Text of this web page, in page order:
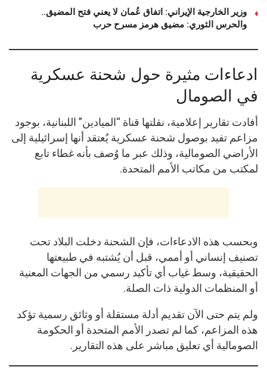
وزير الخارجية الإيراني: اتفاق عُمان لا يعني فتح المضيق..
والحرس الثوري: مضيق هرمز مسرح حرب
ادعاءات مثيرة حول شحنة عسكرية
في الصومال
أفادت تقارير إعلامية، نقلتها قناة “الميادين” اللبنانية، بوجود
مزاعم تفيد بوصول شحنة عسكرية يُعتقد أنها إسرائيلية إلى
الأراضي الصومالية، وذلك عبر ما وُصف بأنه غطاء تابع
لمكتب من مكاتب الأمم المتحدة.
وبحسب هذه الادعاءات، فإن الشحنة دخلت البلاد تحت
تصنيف إنساني أو أممي، قبل أن يُشتبه في طبيعتها
الحقيقية، وسط غياب أي تأكيد رسمي من الجهات المعنية
أو المنظمات الدولية ذات الصلة.
ولم يتم حتى الآن تقديم أدلة مستقلة أو وثائق رسمية تؤكد
هذه المزاعم، كما لم تصدر الأمم المتحدة أو الحكومة
الصومالية أي تعليق مباشر على هذه التقارير.